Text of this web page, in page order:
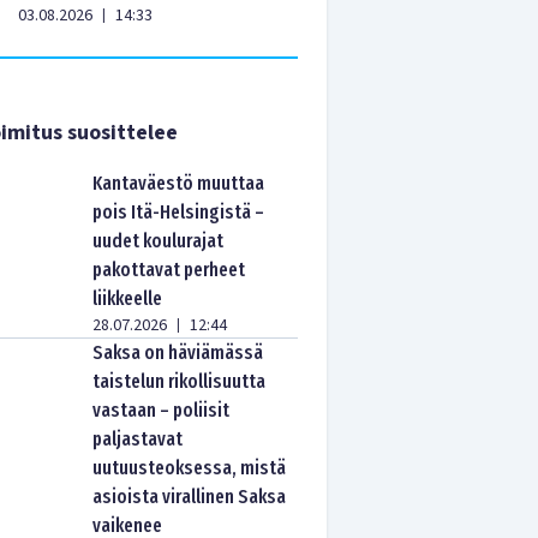
03.08.2026 | 14:33
suosittelee
Kantaväestö muuttaa
pois Itä-Helsingistä –
uudet koulurajat
pakottavat perheet
liikkeelle
28.07.2026 | 12:44
Saksa on häviämässä
taistelun rikollisuutta
vastaan – poliisit
paljastavat
uutuusteoksessa, mistä
asioista virallinen Saksa
vaikenee